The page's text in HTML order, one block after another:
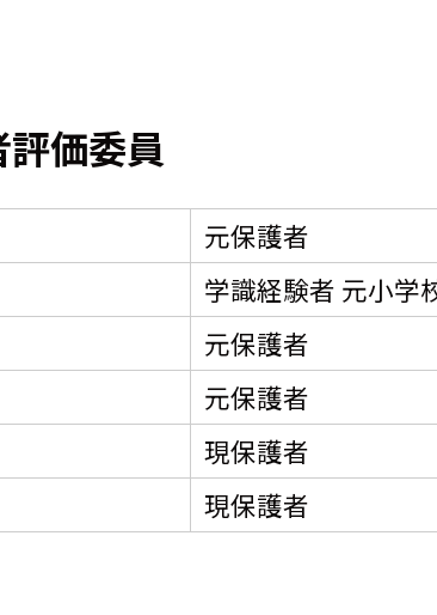
価委員
元保護者
学識経験者 元小学
元保護者
元保護者
現保護者
現保護者